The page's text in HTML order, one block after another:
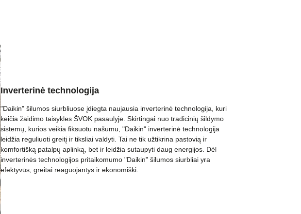
Inverterinė technologija
"Daikin" šilumos siurbliuose įdiegta naujausia inverterinė technologija, kuri
keičia žaidimo taisykles ŠVOK pasaulyje. Skirtingai nuo tradicinių šildymo
sistemų, kurios veikia fiksuotu našumu, "Daikin" inverterinė technologija
leidžia reguliuoti greitį ir tiksliai valdyti. Tai ne tik užtikrina pastovią ir
komfortišką patalpų aplinką, bet ir leidžia sutaupyti daug energijos. Dėl
inverterinės technologijos pritaikomumo "Daikin" šilumos siurbliai yra
efektyvūs, greitai reaguojantys ir ekonomiški.